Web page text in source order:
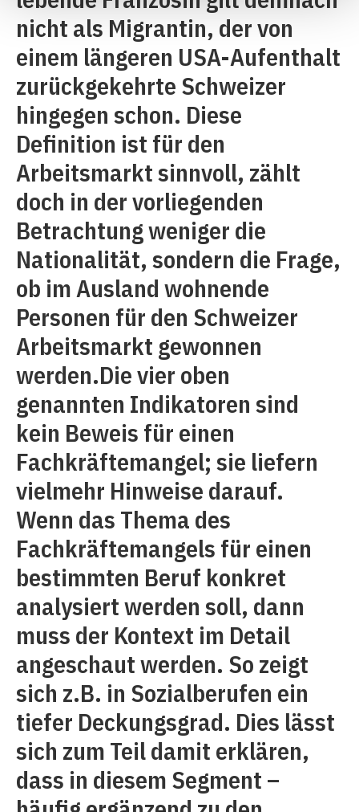
nicht als Migrantin, der von
einem längeren USA-Aufenthalt
zurückgekehrte Schweizer
hingegen schon. Diese
Definition ist für den
Arbeitsmarkt sinnvoll, zählt
doch in der vorliegenden
Betrachtung weniger die
Nationalität, sondern die Frage,
ob im Ausland wohnende
Personen für den Schweizer
Arbeitsmarkt gewonnen
werden.Die vier oben
genannten Indikatoren sind
kein Beweis für einen
Fachkräftemangel; sie liefern
vielmehr Hinweise darauf.
Wenn das Thema des
Fachkräftemangels für einen
bestimmten Beruf konkret
analysiert werden soll, dann
muss der Kontext im Detail
angeschaut werden. So zeigt
sich z.B. in Sozialberufen ein
tiefer Deckungsgrad. Dies lässt
sich zum Teil damit erklären,
dass in diesem Segment –